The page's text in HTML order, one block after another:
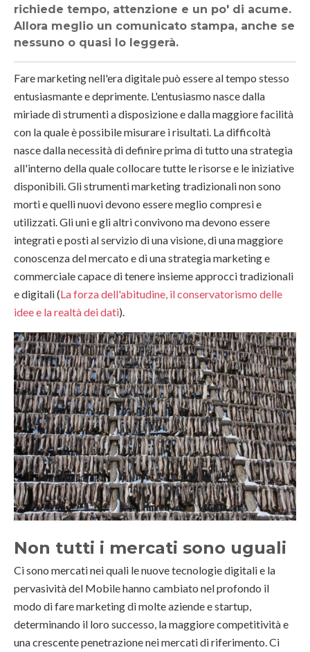
richiede tempo, attenzione e un po' di acume.
Allora meglio un comunicato stampa, anche se
nessuno o quasi lo leggerà.
Fare marketing nell'era digitale può essere al tempo stesso
entusiasmante e deprimente. L'entusiasmo nasce dalla
miriade di strumenti a disposizione e dalla maggiore facilità
con la quale è possibile misurare i risultati. La difficoltà
nasce dalla necessità di definire prima di tutto una strategia
all'interno della quale collocare tutte le risorse e le iniziative
disponibili. Gli strumenti marketing tradizionali non sono
morti e quelli nuovi devono essere meglio compresi e
utilizzati. Gli uni e gli altri convivono ma devono essere
integrati e posti al servizio di una visione, di una maggiore
conoscenza del mercato e di una strategia marketing e
commerciale capace di tenere insieme approcci tradizionali
e digitali (La forza dell'abitudine, il conservatorismo delle
idee e la realtà dei dati).
Non tutti i mercati sono uguali
Ci sono mercati nei quali le nuove tecnologie digitali e la
pervasività del Mobile hanno cambiato nel profondo il
modo di fare marketing di molte aziende e startup,
determinando il loro successo, la maggiore competitività e
una crescente penetrazione nei mercati di riferimento. Ci